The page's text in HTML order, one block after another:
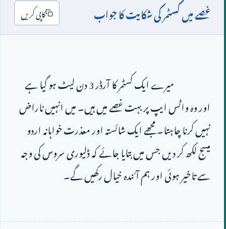
غصے میں کسٹمر کی شکایت کا جواب کاپی کریں
3